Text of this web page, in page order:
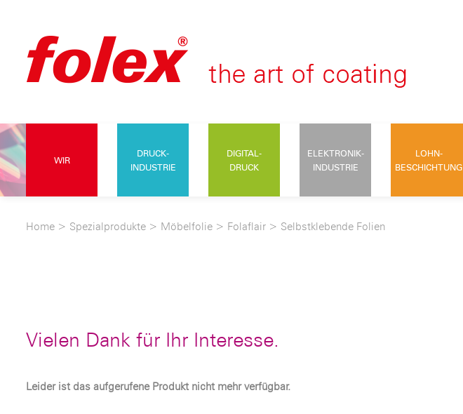
WIR
DRUCK-
INDUSTRIE
DIGITAL-
DRUCK
ELEKTRONIK-
INDUSTRIE
LOHN-
BESCHICHTUNG
Home > Spezialprodukte > Möbelfolie > Folaflair > Selbstklebende Folien
Vielen Dank für Ihr Interesse.
Leider ist das aufgerufene Produkt nicht mehr verfügbar.